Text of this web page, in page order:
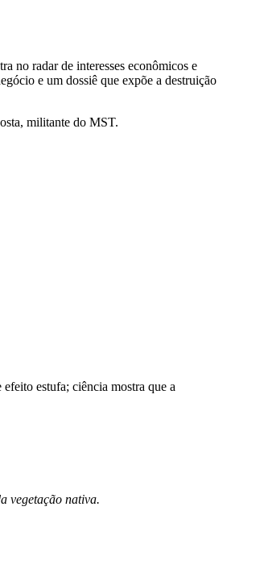
no radar de interesses econômicos e
e um dossiê que expõe a destruição
militante do MST.
estufa; ciência mostra que a
vegetação nativa.